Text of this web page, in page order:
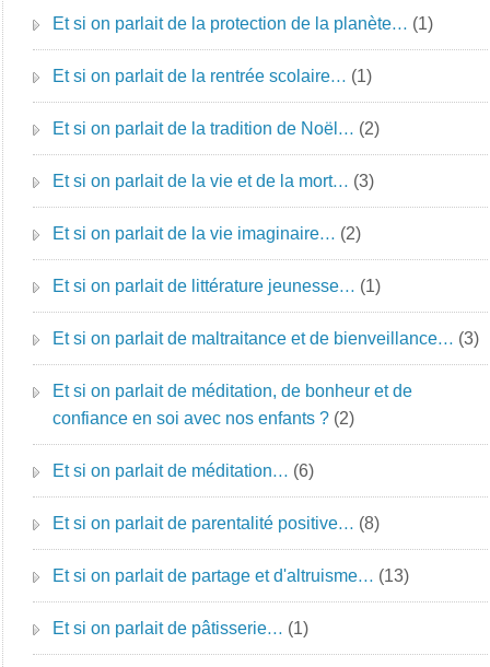
Et si on parlait de la protection de la planète… (1)
Et si on parlait de la rentrée scolaire… (1)
Et si on parlait de la tradition de Noël… (2)
Et si on parlait de la vie et de la mort… (3)
Et si on parlait de la vie imaginaire… (2)
Et si on parlait de littérature jeunesse… (1)
Et si on parlait de maltraitance et de bienveillance… (3)
Et si on parlait de méditation, de bonheur et de
confiance en soi avec nos enfants ? (2)
Et si on parlait de méditation… (6)
Et si on parlait de parentalité positive… (8)
Et si on parlait de partage et d'altruisme… (13)
Et si on parlait de pâtisserie… (1)